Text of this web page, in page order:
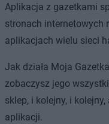
Aplikacja z gazetkami
stronach internetowych
aplikacjach wielu sieci
Jak działa Moja
zobaczysz jego
sklep, i kolejny, i
aplikacji.